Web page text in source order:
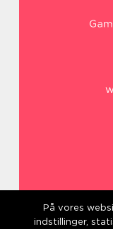
På vores
indstillinger,